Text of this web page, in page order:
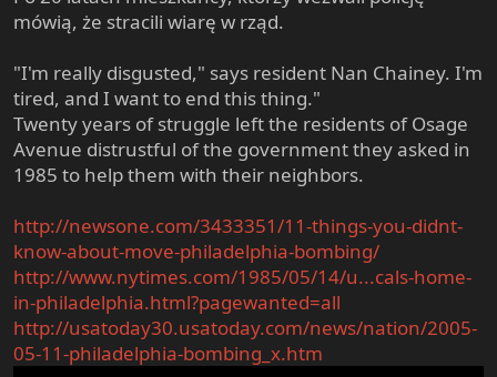
mówią, że stracili wiarę w rząd.
"I'm really disgusted," says resident Nan Chainey. I'm
tired, and I want to end this thing."
Twenty years of struggle left the residents of Osage
Avenue distrustful of the government they asked in
1985 to help them with their neighbors.
http://newsone.com/3433351/11-things-you-didnt-
know-about-move-philadelphia-bombing/
http://www.nytimes.com/1985/05/14/u...cals-home-
in-philadelphia.html?pagewanted=all
http://usatoday30.usatoday.com/news/nation/2005-
05-11-philadelphia-bombing_x.htm